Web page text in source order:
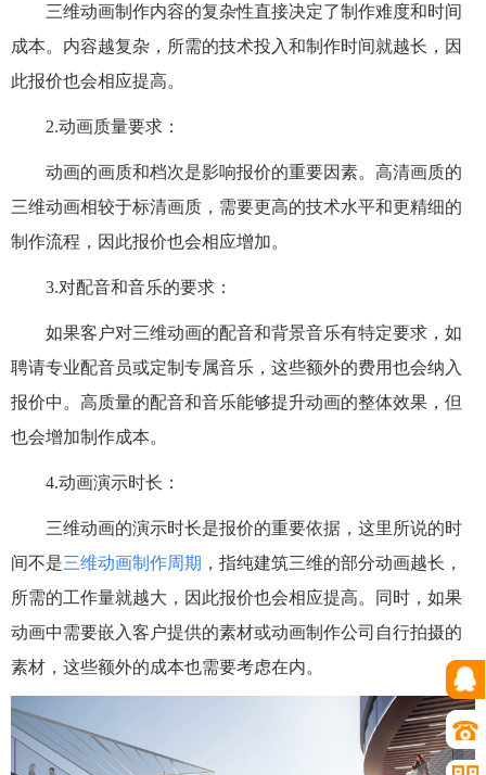
三维动画制作内容的复杂性直接决定了制作难度和时间
成本。内容越复杂，所需的技术投入和制作时间就越长，因
此报价也会相应提高。
2.动画质量要求：
动画的画质和档次是影响报价的重要因素。高清画质的
三维动画相较于标清画质，需要更高的技术水平和更精细的
制作流程，因此报价也会相应增加。
3.对配音和音乐的要求：
如果客户对三维动画的配音和背景音乐有特定要求，如
聘请专业配音员或定制专属音乐，这些额外的费用也会纳入
报价中。高质量的配音和音乐能够提升动画的整体效果，但
也会增加制作成本。
4.动画演示时长：
三维动画的演示时长是报价的重要依据， 这里所说的时
间不是三维动画制作周期 ，指纯建筑三维的部分动画越长，
所需的工作量就越大，因此报价也会相应提高。同时，如果
动画中需要嵌入客户提供的素材或动画制作公司自行拍摄的
素材，这些额外的成本也需要考虑在内。